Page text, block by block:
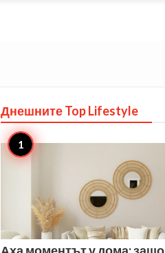
Днешните TopLifestyle